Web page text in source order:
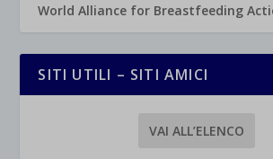
World Alliance for Breastfeeding
SITI UTILI – SITI AMICI
VAI ALL’ELENCO